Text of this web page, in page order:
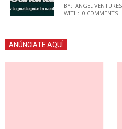
BY: ANGEL VENTURES
WITH: 0 COMMENTS
ANÚNCIATE AQUÍ